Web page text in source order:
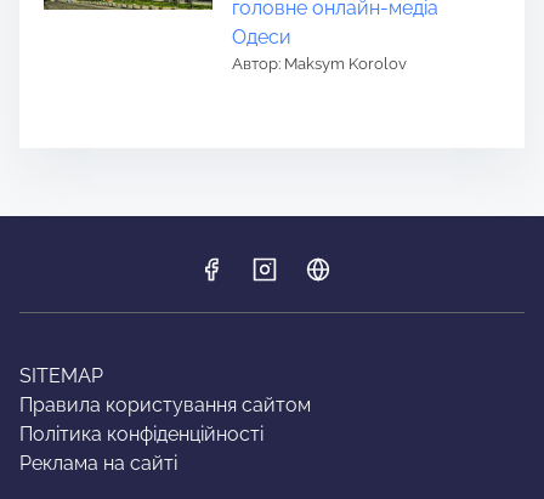
головне онлайн-медіа
Одеси
Автор: Maksym Korolov
SITEMAP
Правила користування сайтом
Політика конфіденційності
Реклама на сайті